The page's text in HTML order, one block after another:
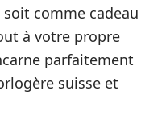
comme cadeau
à votre propre
parfaitement
suisse et